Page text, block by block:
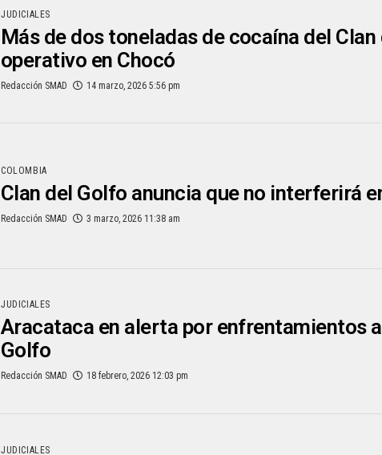
JUDICIALES
Más de dos toneladas de cocaína del
operativo en Chocó
Redacción SMAD 14 marzo, 2026 5:56 pm
COLOMBIA
Clan del Golfo anuncia que no interferirá
Redacción SMAD 3 marzo, 2026 11:38 am
JUDICIALES
Aracataca en alerta por enfrentamientos
Golfo
Redacción SMAD 18 febrero, 2026 12:03 pm
JUDICIALES